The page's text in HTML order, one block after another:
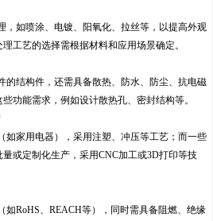
，如喷涂、电镀、阳氧化、拉丝等，以提高外观
工艺的选择需根据材料和应用场景确定。
的结构件，还需具备散热、防水、防尘、抗电磁
功能需求，例如设计散热孔、密封结构等。
如家用电器），采用注塑、冲压等工艺；而一些
或定制化生产，采用CNC加工或3D打印等技
RoHS、REACH等），同时需具备阻燃、绝缘